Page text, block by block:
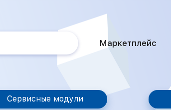
Маркетплейс
Сервисные модули